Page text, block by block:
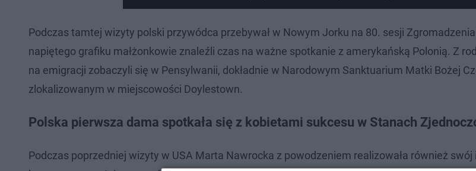
Podczas tamtej wizyty polski przywódca przebywał w Nowym Jorku na 80. sesji
napiętego grafiku małżonkowie znaleźli czas na ważne spotkanie z amerykańską Polonią. Z
na emigracji zobaczyli się w Pensylwanii, dokładnie w Narodowym Sanktuarium Matki Bożej
zlokalizowanym w miejscowości Doylestown.
Polska pierwsza dama spotkała się z kobietami sukcesu w Stanach
Podczas poprzedniej wizyty w USA Marta Nawrocka z powodzeniem realizowała również